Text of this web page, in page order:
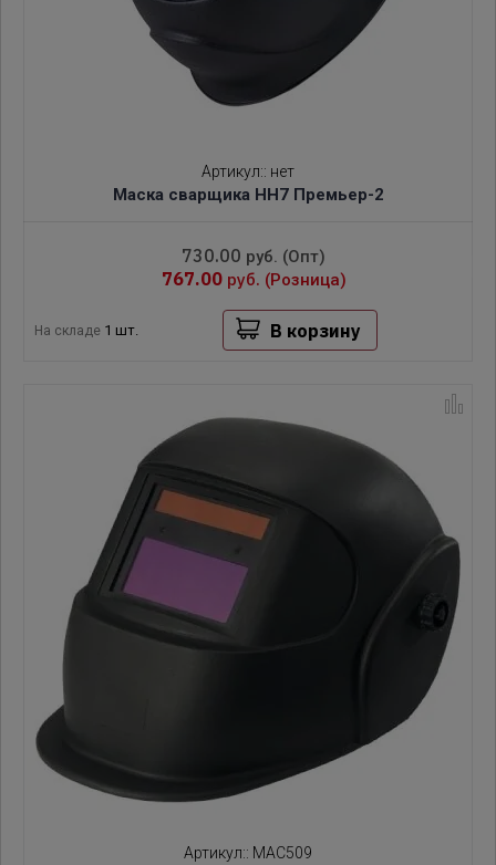
Артикул:: нет
Маска сварщика НН7 Премьер-2
730.00 руб. (Опт)
767.00 руб. (Розница)
На складе 1 шт. В корзину
Артикул:: МАС509